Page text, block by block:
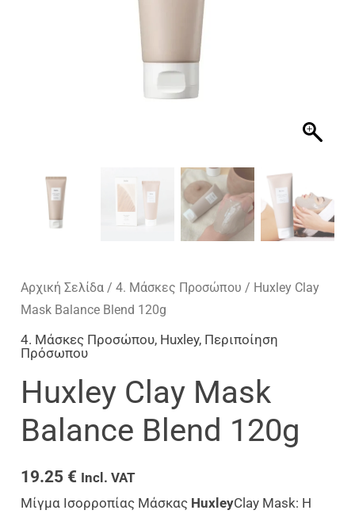
Αρχική Σελίδα /4. Μάσκες Προσώπου / Huxley Clay
Mask Balance Blend 120g
4. Μάσκες Προσώπου, Huxley, Περιποίηση
Πρόσωπου
Huxley Clay Mask
Balance Blend 120g
19.25 € Incl. VAT
Μίγμα Ισορροπίας Μάσκας HuxleyClay Mask: Η